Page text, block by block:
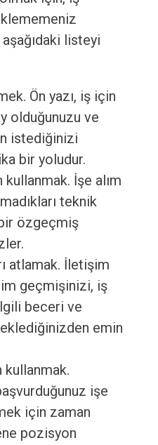
listeyi
Ön yazı, iş için
olduğunuzu ve
istediğinizi
bir yoludur.
İşe alım
teknik
özgeçmiş
atlamak. İletişim
geçmişinizi, iş
beceri ve
emin
kullanmak.
işe
için zaman
pozisyon